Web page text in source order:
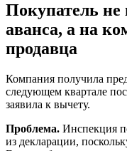
Покупатель
аванса, а на
продавца
Компания получила
следующем квартале
заявила к вычету.
Проблема. Инспекция
из декларации,